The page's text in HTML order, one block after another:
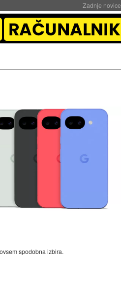
Zadnje novice
spodobna izbira.